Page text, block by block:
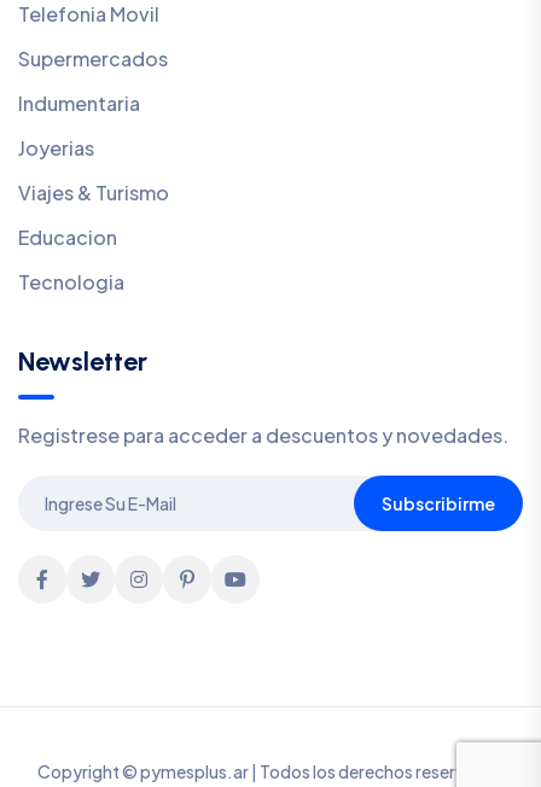
Telefonia Movil
Supermercados
Indumentaria
Joyerias
Viajes & Turismo
Educacion
Tecnologia
Newsletter
Registrese para acceder a descuentos y novedades.
Subscribirme
Copyright © pymesplus.ar | Todos los derechos reservados